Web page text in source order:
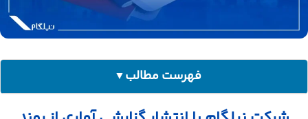
فهرست مطالب▼